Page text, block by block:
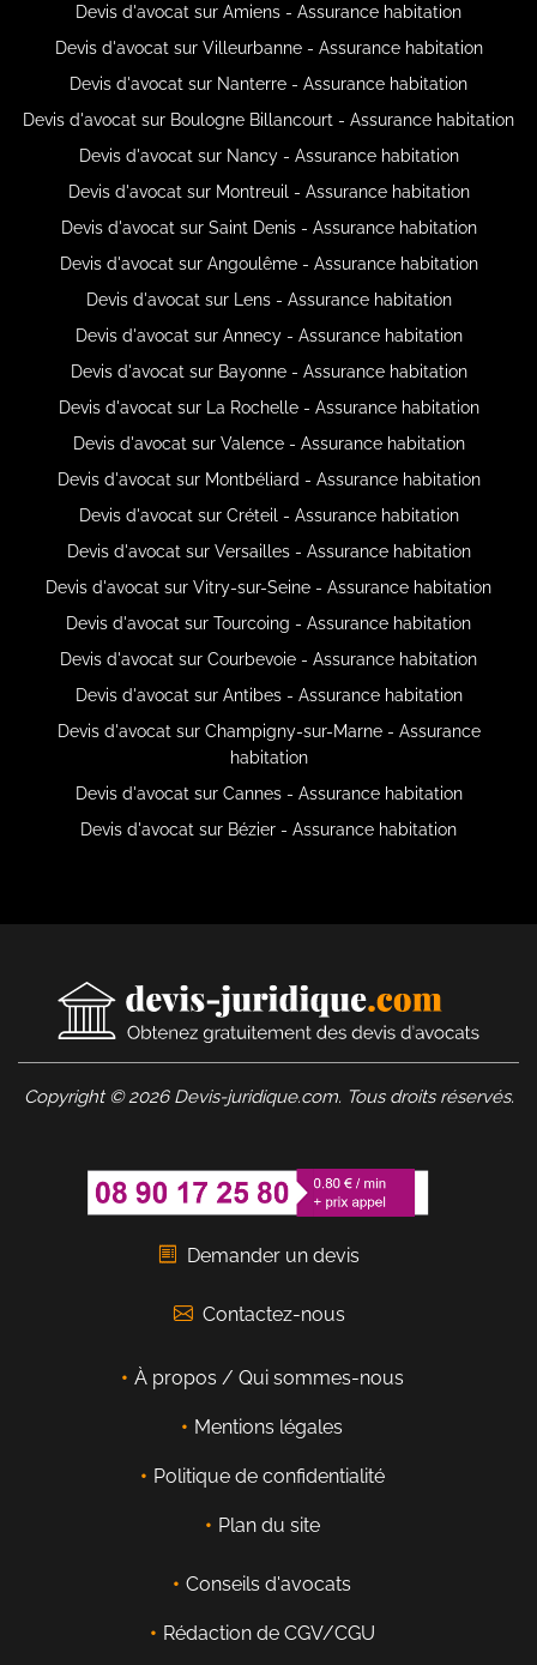
Devis d'avocat sur Amiens - Assurance habitation
Devis d'avocat sur Villeurbanne - Assurance habitation
Devis d'avocat sur Nanterre - Assurance habitation
Devis d'avocat sur Boulogne Billancourt - Assurance habitation
Devis d'avocat sur Nancy - Assurance habitation
Devis d'avocat sur Montreuil - Assurance habitation
Devis d'avocat sur Saint Denis - Assurance habitation
Devis d'avocat sur Angoulême - Assurance habitation
Devis d'avocat sur Lens - Assurance habitation
Devis d'avocat sur Annecy - Assurance habitation
Devis d'avocat sur Bayonne - Assurance habitation
Devis d'avocat sur La Rochelle - Assurance habitation
Devis d'avocat sur Valence - Assurance habitation
Devis d'avocat sur Montbéliard - Assurance habitation
Devis d'avocat sur Créteil - Assurance habitation
Devis d'avocat sur Versailles - Assurance habitation
Devis d'avocat sur Vitry-sur-Seine - Assurance habitation
Devis d'avocat sur Tourcoing - Assurance habitation
Devis d'avocat sur Courbevoie - Assurance habitation
Devis d'avocat sur Antibes - Assurance habitation
Devis d'avocat sur Champigny-sur-Marne - Assurance
habitation
Devis d'avocat sur Cannes - Assurance habitation
Devis d'avocat sur Bézier - Assurance habitation
Copyright © 2026 Devis-juridique.com. Tous droits réservés.
Demander un devis
Contactez-nous
À propos / Qui sommes-nous
Mentions légales
Politique de confidentialité
Plan du site
Conseils d'avocats
Rédaction de CGV/CGU